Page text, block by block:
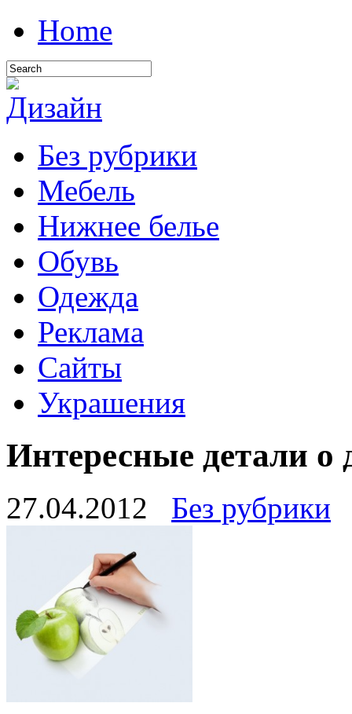
Home
Без рубрики
Мебель
Нижнее белье
Обувь
Одежда
Реклама
Сайты
Украшения
Интересные детали о
27.04.2012 Без рубрики